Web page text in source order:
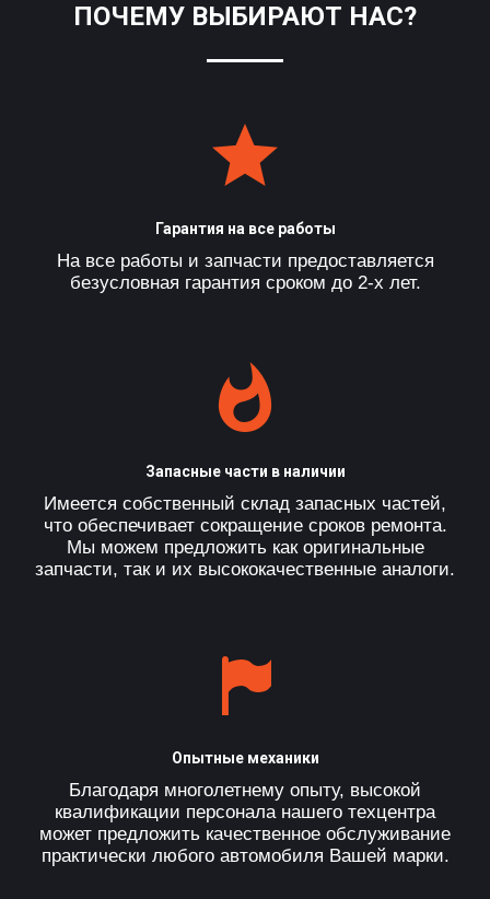
ПОЧЕМУ ВЫБИРАЮТ НАС?
Гарантия на все работы
На все работы и запчасти предоставляется
безусловная гарантия сроком до 2-х лет.
Запасные части в наличии
Имеется собственный склад запасных частей,
что обеспечивает сокращение сроков ремонта.
Мы можем предложить как оригинальные
запчасти, так и их высококачественные аналоги.
Опытные механики
Благодаря многолетнему опыту, высокой
квалификации персонала нашего техцентра
может предложить качественное обслуживание
практически любого автомобиля Вашей марки.